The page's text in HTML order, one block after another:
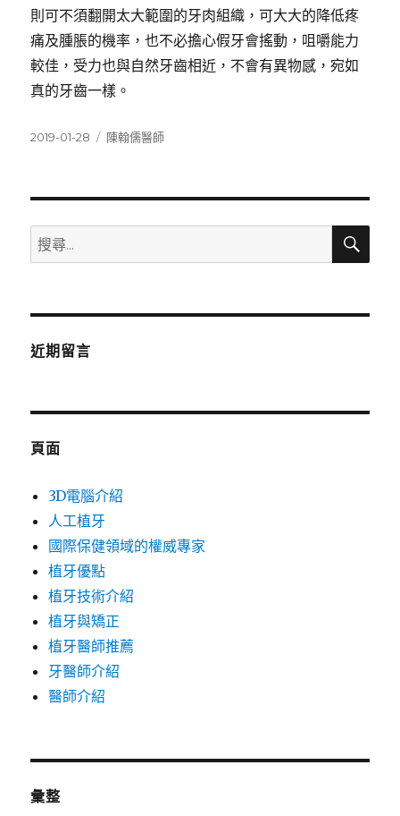
則可不須翻開太大範圍的牙肉組織，可大大的降低疼
痛及腫脹的機率，也不必擔心假牙會搖動，咀嚼能力
較佳，受力也與自然牙齒相近，不會有異物感，宛如
真的牙齒一樣。
發
2019-01-28
分
陳翰儒醫師
搜
尋
鍵
搜
近期留言
頁面
3D電腦介紹
人工植牙
國際保健領域的權威專家
植牙優點
植牙技術介紹
植牙與矯正
植牙醫師推薦
牙醫師介紹
醫師介紹
彙整